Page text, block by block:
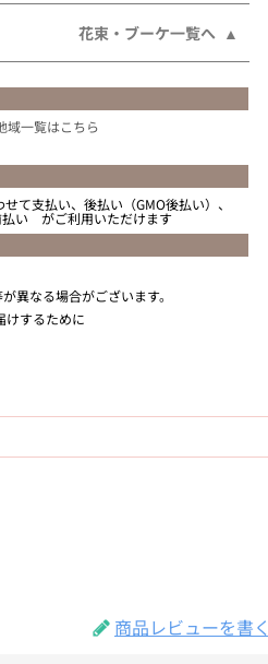
花束・ブーケ一覧へ
域一覧はこちら
て支払い、後払い（GMO後払い）、
払い がご利用いただけます
異なる場合がございます。
けするために
商品レビューを書く